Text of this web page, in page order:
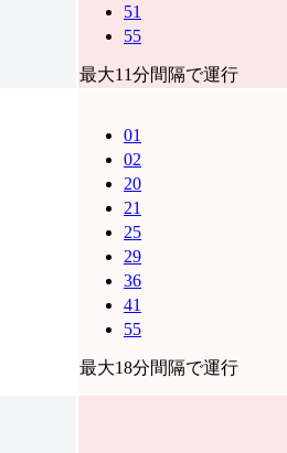
51
55
最大11分間隔で運行
01
02
20
21
25
29
36
41
55
最大18分間隔で運行